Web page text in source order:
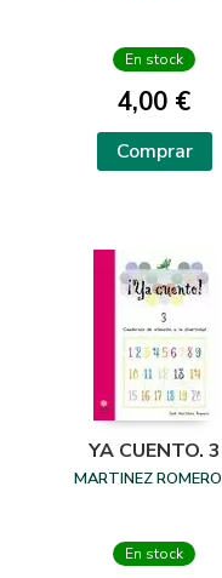
En stock
4,00 €
Comprar
YA CUENTO. 3
MARTINEZ
En stock